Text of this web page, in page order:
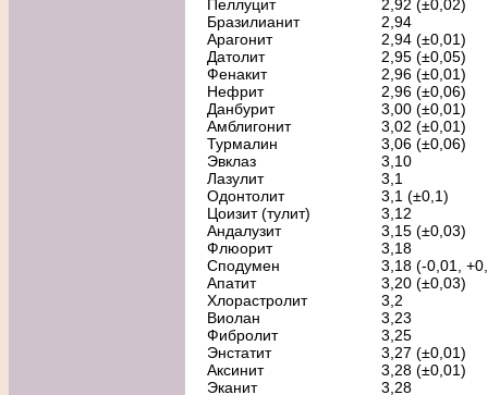
Пеллуцит
2,92 (±0,02)
Бразилианит
2,94
Арагонит
2,94 (±0,01)
Датолит
2,95 (±0,05)
Фенакит
2,96 (±0,01)
Нефрит
2,96 (±0,06)
Данбурит
3,00 (±0,01)
Амблигонит
3,02 (±0,01)
Турмалин
3,06 (±0,06)
Эвклаз
3,10
Лазулит
3,1
Одонтолит
3,1 (±0,1)
Цоизит (тулит)
3,12
Андалузит
3,15 (±0,03)
Флюорит
3,18
Сподумен
3,18 (-0,01,
Апатит
3,20 (±0,03)
Хлорастролит
3,2
Виолан
3,23
Фибролит
3,25
Энстатит
3,27 (±0,01)
Аксинит
3,28 (±0,01)
Эканит
3,28